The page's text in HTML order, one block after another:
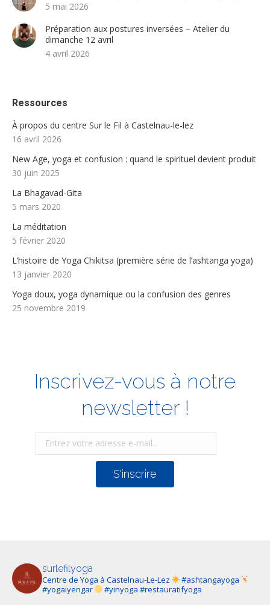
5 mai 2026
Préparation aux postures inversées – Atelier du
dimanche 12 avril
4 avril 2026
Ressources
À propos du centre Sur le Fil à Castelnau-le-lez
16 avril 2026
New Age, yoga et confusion : quand le spirituel devient produit
30 juin 2025
La Bhagavad-Gita
5 mars 2020
La méditation
5 février 2020
L’histoire de Yoga Chikitsa (première série de l’ashtanga yoga)
13 janvier 2020
Yoga doux, yoga dynamique ou la confusion des genres
25 novembre 2019
Inscrivez-vous à notre
newsletter !
surlefilyoga
Centre de Yoga à Castelnau-Le-Lez
#ashtangayoga
#yogaiyengar
#yinyoga #restauratifyoga